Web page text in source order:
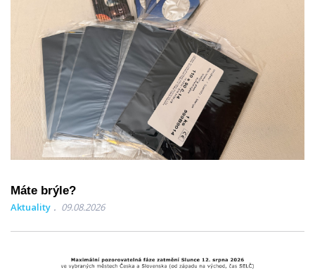
Máte brýle?
Aktuality 09.08.2026